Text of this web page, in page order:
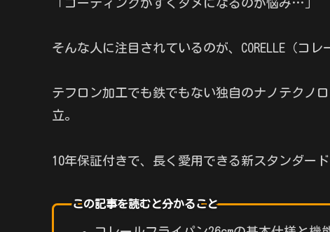
そんな人に注目されているのが、CORELLE（コ
テフロン加工でも鉄でもない独自のナノテクノ
立。
10年保証付きで、長く愛用できる新スタンダード
この記事を読むと分かること